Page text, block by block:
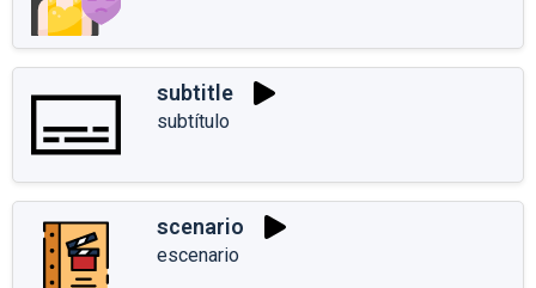
subtitle
subtítulo
scenario
escenario